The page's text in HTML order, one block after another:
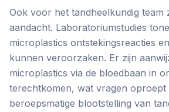
Ook voor het tandheelkundig team
aandacht. Laboratoriumstudies
microplastics ontstekingsreacties
kunnen veroorzaken. Er zijn
microplastics via de bloedbaan in
terechtkomen, wat vragen oproept
beroepsmatige blootstelling van